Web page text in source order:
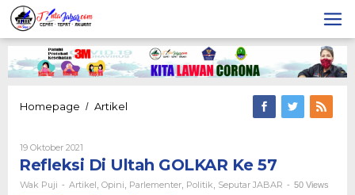
Lewati
ke
konten
Homepage / Artikel
Ke
19 Oktober 2021
Wak
Puji
Refleksi Di Ultah GOLKAR Ke 57
Wak Puji - Artikel Opini Parlementer Politik Seputar JABAR - 50 Views